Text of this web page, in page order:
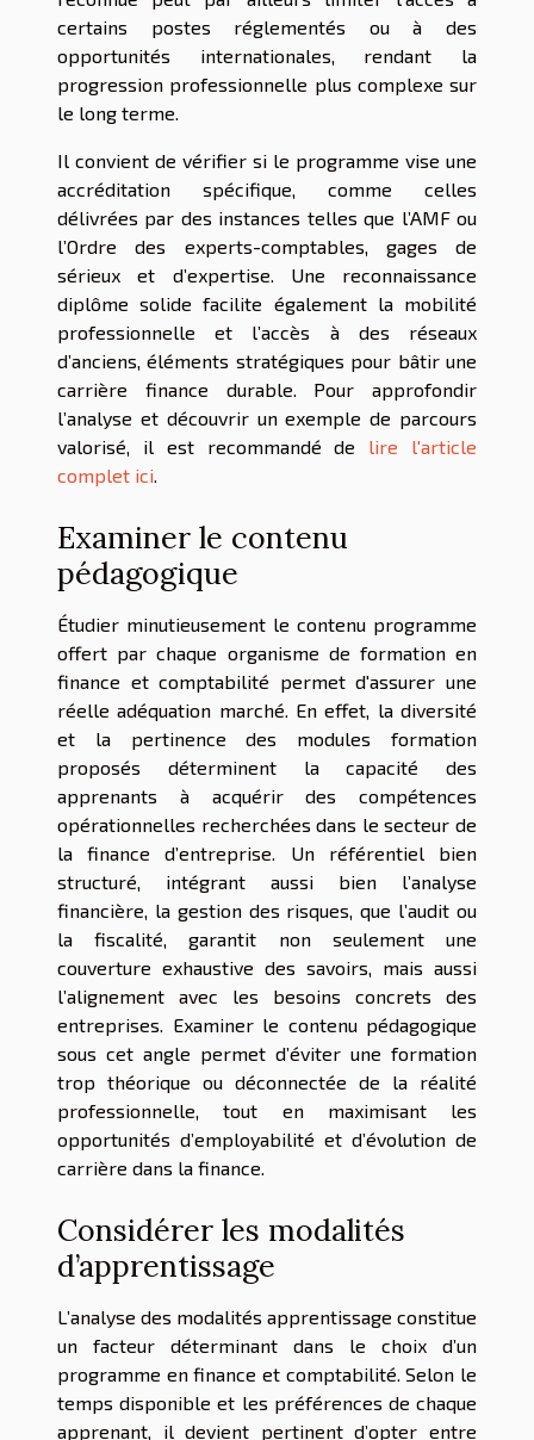
certains postes réglementés ou à des
opportunités internationales, rendant la
progression professionnelle plus complexe sur
le long terme.
Il convient de vérifier si le programme vise une
accréditation spécifique, comme celles
délivrées par des instances telles que l’AMF ou
l’Ordre des experts-comptables, gages de
sérieux et d’expertise. Une reconnaissance
diplôme solide facilite également la mobilité
professionnelle et l’accès à des réseaux
d’anciens, éléments stratégiques pour bâtir une
carrière finance durable. Pour approfondir
l’analyse et découvrir un exemple de parcours
valorisé, il est recommandé de lire l'article
complet ici.
Examiner le contenu
pédagogique
Étudier minutieusement le contenu programme
offert par chaque organisme de formation en
finance et comptabilité permet d'assurer une
réelle adéquation marché. En effet, la diversité
et la pertinence des modules formation
proposés déterminent la capacité des
apprenants à acquérir des compétences
opérationnelles recherchées dans le secteur de
la finance d’entreprise. Un référentiel bien
structuré, intégrant aussi bien l’analyse
financière, la gestion des risques, que l’audit ou
la fiscalité, garantit non seulement une
couverture exhaustive des savoirs, mais aussi
l’alignement avec les besoins concrets des
entreprises. Examiner le contenu pédagogique
sous cet angle permet d’éviter une formation
trop théorique ou déconnectée de la réalité
professionnelle, tout en maximisant les
opportunités d’employabilité et d’évolution de
carrière dans la finance.
Considérer les modalités
d’apprentissage
L’analyse des modalités apprentissage constitue
un facteur déterminant dans le choix d’un
programme en finance et comptabilité. Selon le
temps disponible et les préférences de chaque
apprenant, il devient pertinent d’opter entre